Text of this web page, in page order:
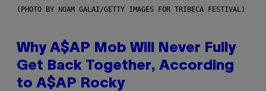
(PHOTO BY NOAM GALAI/GETTY IMAGES FOR TRIBECA FESTIVAL)
Why A$AP Mob Will Never Fully
Get Back Together, According
to A$AP Rocky